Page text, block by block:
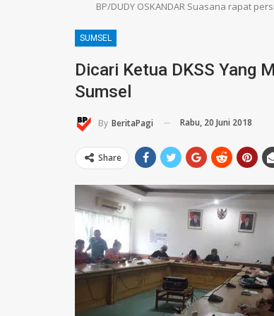
BP/DUDY OSKANDAR Suasana rapat
SUMSEL
Dicari Ketua DKSS Yang
Sumsel
By BeritaPagi Rabu, 20 Juni 2018
Share